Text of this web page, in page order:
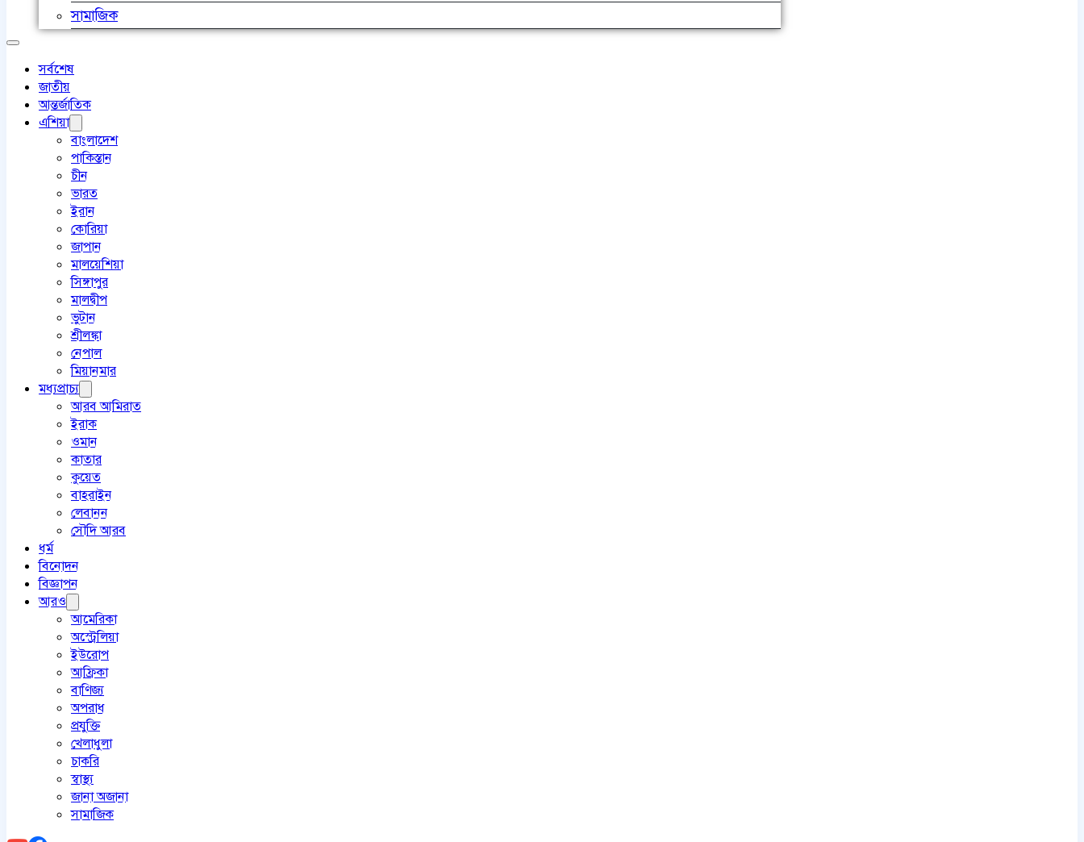
সামাজিক
সর্বশেষ
জাতীয়
আন্তর্জাতিক
এশিয়া
বাংলাদেশ
পাকিস্তান
চীন
ভারত
ইরান
কোরিয়া
জাপান
মালয়েশিয়া
সিঙ্গাপুর
মালদ্বীপ
ভুটান
শ্রীলঙ্কা
নেপাল
মিয়ানমার
মধ্যপ্রাচ্য
আরব আমিরাত
ইরাক
ওমান
কাতার
কুয়েত
বাহরাইন
লেবানন
সৌদি আরব
ধর্ম
বিনোদন
বিজ্ঞাপন
আরও
আমেরিকা
অস্ট্রেলিয়া
ইউরোপ
আফ্রিকা
বাণিজ্য
অপরাধ
প্রযুক্তি
খেলাধুলা
চাকরি
স্বাস্থ্য
জানা অজানা
সামাজিক